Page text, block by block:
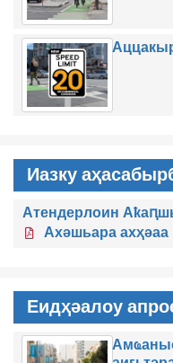
Иазку
Атендерлоин
Ахәшьара ахҳәаа
Еидҳәалоу